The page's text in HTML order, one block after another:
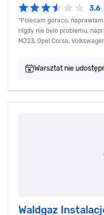
3.6
"Polecam goraco,
nigdy nie bylo problemu,
MJ23, Opel Corsa,
Warsztat nie
Waldgaz